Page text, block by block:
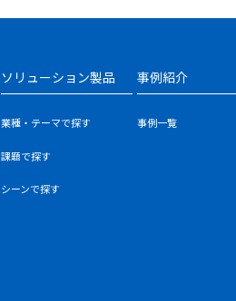
ソリューション製品
業種・テーマで探す
課題で探す
シーンで探す
事例紹介
事例一覧